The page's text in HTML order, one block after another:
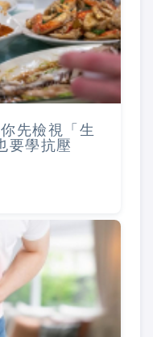
先檢視「生
要學抗壓